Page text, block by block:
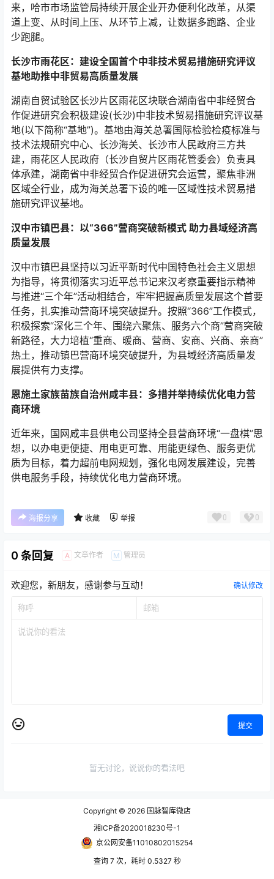
来，哈市市场监管局持续开展企业开办便利化改革，从渠
道上变、从时间上压、从环节上减，让数据多跑路、企业
少跑腿。
长沙市雨花区：建设全国首个中非技术贸易措施研究评议
基地助推中非贸易高质量发展
湖南自贸试验区长沙片区雨花区块联合湖南省中非经贸合
作促进研究会积极建设(长沙)中非技术贸易措施研究评议基
地(以下简称“基地”)。基地由海关总署国际检验检疫标准与
技术法规研究中心、长沙海关、长沙市人民政府三方共
建，雨花区人民政府（长沙自贸片区雨花管委会）负责具
体承建，湖南省中非经贸合作促进研究会运营，聚焦非洲
区域全行业，成为海关总署下设的唯一区域性技术贸易措
施研究评议基地。
汉中市镇巴县：以“366”营商突破新模式 助力县域经济高
质量发展
汉中市镇巴县坚持以习近平新时代中国特色社会主义思想
为指导，将贯彻落实习近平总书记来汉考察重要指示精神
与推进“三个年”活动相结合，牢牢把握高质量发展这个首要
任务，扎实推动营商环境突破提升。按照“366”工作模式，
积极探索“深化三个年、围绕六聚焦、服务六个商”营商突破
新路径，大力培植“重商、暖商、营商、安商、兴商、亲商”
热土，推动镇巴营商环境突破提升，为县域经济高质量发
展提供有力支撑。
恩施土家族苗族自治州咸丰县：多措并举持续优化电力营
商环境
近年来，国网咸丰县供电公司坚持全县营商环境“一盘棋”思
想，以办电更便捷、用电更可靠、用能更绿色、服务更优
质为目标，着力超前电网规划，强化电网发展建设，完善
供电服务手段，持续优化电力营商环境。
海报分享 收藏 举报 0 0
0 条回复 A 文章作者 M 管理员
欢迎您，新朋友，感谢参与互动！ 确认修改
提交
暂无讨论，说说你的看法吧
Copyright © 2026 国脉智库微店
湘ICP备2020018230号-1
京公网安备11010802015254
查询 7 次，耗时 0.5327 秒